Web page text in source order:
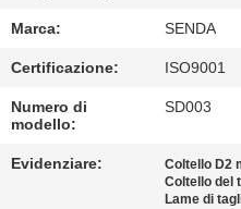
CHIEDI UN
PREVENTIVO
MAPPA
DEL
Marca: SENDA
Certificazione: ISO9001
Numero di
modello:
SD003
Evidenziare: Coltello D2
Coltello del
Lame di